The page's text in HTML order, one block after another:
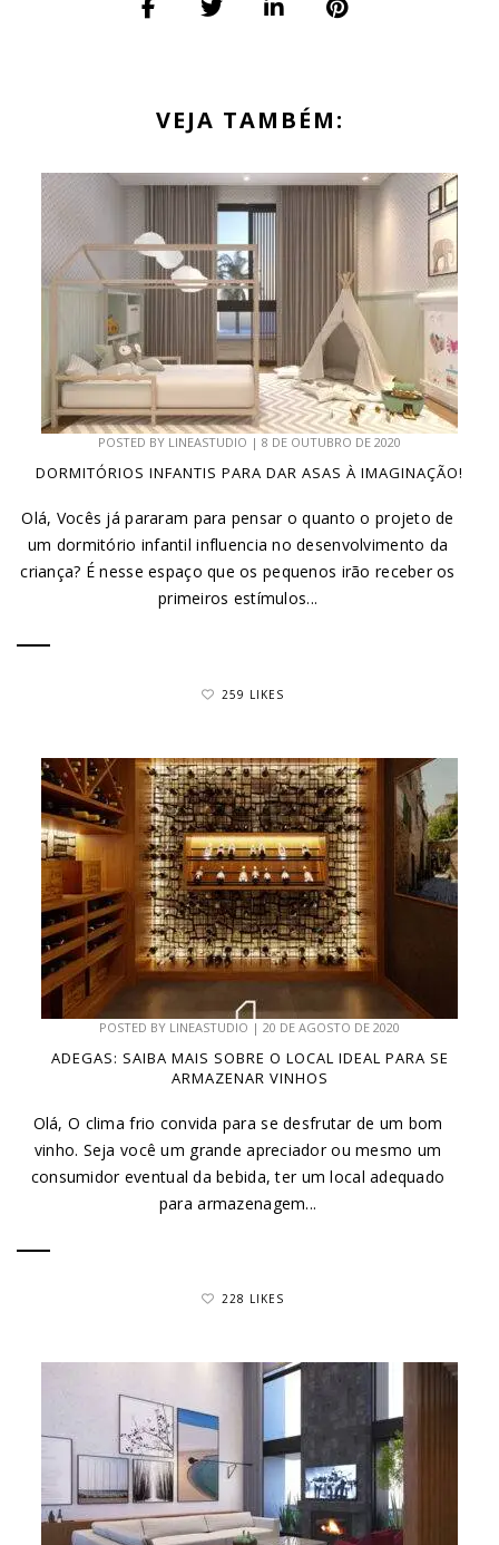
VEJA TAMBÉM:
POSTED BY LINEASTUDIO | 8 DE OUTUBRO DE 2020
DORMITÓRIOS INFANTIS PARA DAR ASAS À IMAGINAÇÃO!
Olá, Vocês já pararam para pensar o quanto o projeto de
um dormitório infantil influencia no desenvolvimento da
criança? É nesse espaço que os pequenos irão receber os
primeiros estímulos...
259 LIKES
POSTED BY LINEASTUDIO | 20 DE AGOSTO DE 2020
ADEGAS: SAIBA MAIS SOBRE O LOCAL IDEAL PARA SE
ARMAZENAR VINHOS
Olá, O clima frio convida para se desfrutar de um bom
vinho. Seja você um grande apreciador ou mesmo um
consumidor eventual da bebida, ter um local adequado
para armazenagem...
228 LIKES